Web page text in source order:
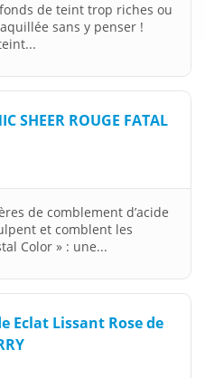
de teint trop riches ou
sans y penser !
SHEER ROUGE FATAL
de comblement d’acide
et comblent les
Color » : une...
Eclat Lissant Rose de